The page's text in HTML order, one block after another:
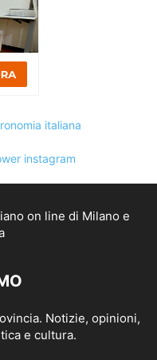
Notizie, opinioni,
e cultura.